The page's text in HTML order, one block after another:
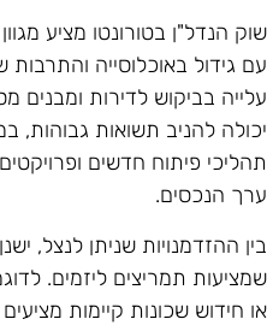
הנדל"ן בטורונטו מציע
גידול באוכלוסייה והתרבות
בביקוש לדירות ומבנים
להניב תשואות גבוהות,
פיתוח חדשים ופרויקטים
הנכסים.
ההזדמנויות שניתן לנצל,
תמריצים ליזמים.
חידוש שכונות קיימות מציעים